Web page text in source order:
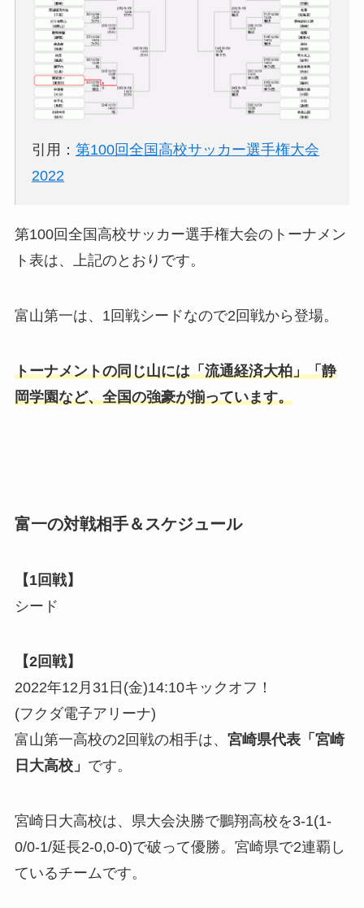
引用： 第100回全国高校サッカー選手権大会
2022
第100回全国高校サッカー選手権大会のトーナメン
ト表は、上記のとおりです。
富山第一は、1回戦シードなので2回戦から登場。
トーナメントの同じ山には「流通経済大柏」「静
岡学園など、全国の強豪が揃っています。
富一の対戦相手＆スケジュール
【1回戦】
シード
【2回戦】
2022年12月31日(金)14:10キックオフ！
(フクダ電子アリーナ)
富山第一高校の2回戦の相手は、 宮崎県代表「宮崎
日大高校」 です。
宮崎日大高校は、県大会決勝で鵬翔高校を3-1(1-
0/0-1/延長2-0,0-0)で破って優勝。宮崎県で2連覇し
ているチームです。